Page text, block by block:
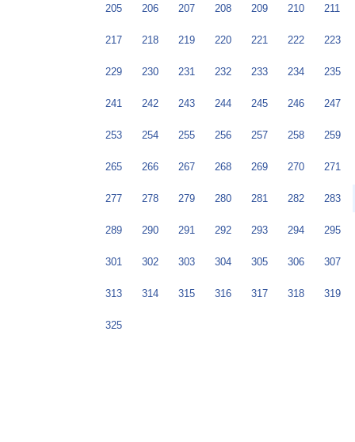
205 206 207 208 209 210 211
217 218 219 220 221 222 223
229 230 231 232 233 234 235
241 242 243 244 245 246 247
253 254 255 256 257 258 259
265 266 267 268 269 270 271
277 278 279 280 281 282 283
289 290 291 292 293 294 295
301 302 303 304 305 306 307
313 314 315 316 317 318 319
325